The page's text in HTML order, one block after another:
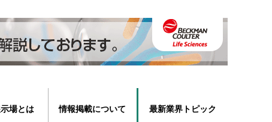
場とは 情報掲載について 最新業界トピック